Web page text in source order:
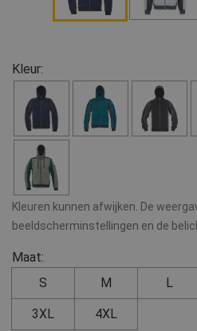
Kleur:
Kleuren kunnen afwijken. De
beeldscherminstellingen en de
Maat:
S
M L
3XL 4XL